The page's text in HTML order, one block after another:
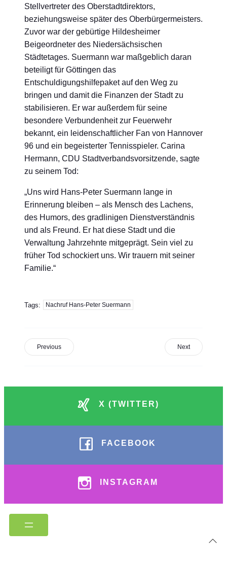
Stellvertreter des Oberstadtdirektors,
beziehungsweise später des Oberbürgermeisters.
Zuvor war der gebürtige Hildesheimer
Beigeordneter des Niedersächsischen
Städtetages. Suermann war maßgeblich daran
beteiligt für Göttingen das
Entschuldigungshilfepaket auf den Weg zu
bringen und damit die Finanzen der Stadt zu
stabilisieren. Er war außerdem für seine
besondere Verbundenheit zur Feuerwehr
bekannt, ein leidenschaftlicher Fan von Hannover
96 und ein begeisterter Tennisspieler. Carina
Hermann, CDU Stadtverbandsvorsitzende, sagte
zu seinem Tod:
„Uns wird Hans-Peter Suermann lange in
Erinnerung bleiben – als Mensch des Lachens,
des Humors, des gradlinigen Dienstverständnis
und als Freund. Er hat diese Stadt und die
Verwaltung Jahrzehnte mitgeprägt. Sein viel zu
früher Tod schockiert uns. Wir trauern mit seiner
Familie.“
Tags: Nachruf Hans-Peter Suermann
Previous Next
X (TWITTER)
FACEBOOK
INSTAGRAM